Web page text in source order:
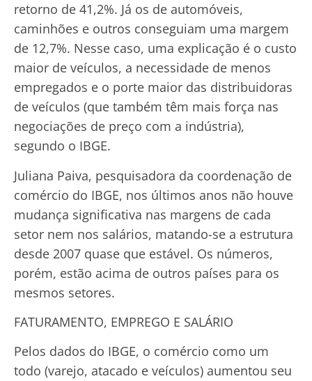
retorno de 41,2%. Já os de automóveis,
caminhões e outros conseguiam uma margem
de 12,7%. Nesse caso, uma explicação é o custo
maior de veículos, a necessidade de menos
empregados e o porte maior das distribuidoras
de veículos (que também têm mais força nas
negociações de preço com a indústria),
segundo o IBGE.
Juliana Paiva, pesquisadora da coordenação de
comércio do IBGE, nos últimos anos não houve
mudança significativa nas margens de cada
setor nem nos salários, matando-se a estrutura
desde 2007 quase que estável. Os números,
porém, estão acima de outros países para os
mesmos setores.
FATURAMENTO, EMPREGO E SALÁRIO
Pelos dados do IBGE, o comércio como um
todo (varejo, atacado e veículos) aumentou seu